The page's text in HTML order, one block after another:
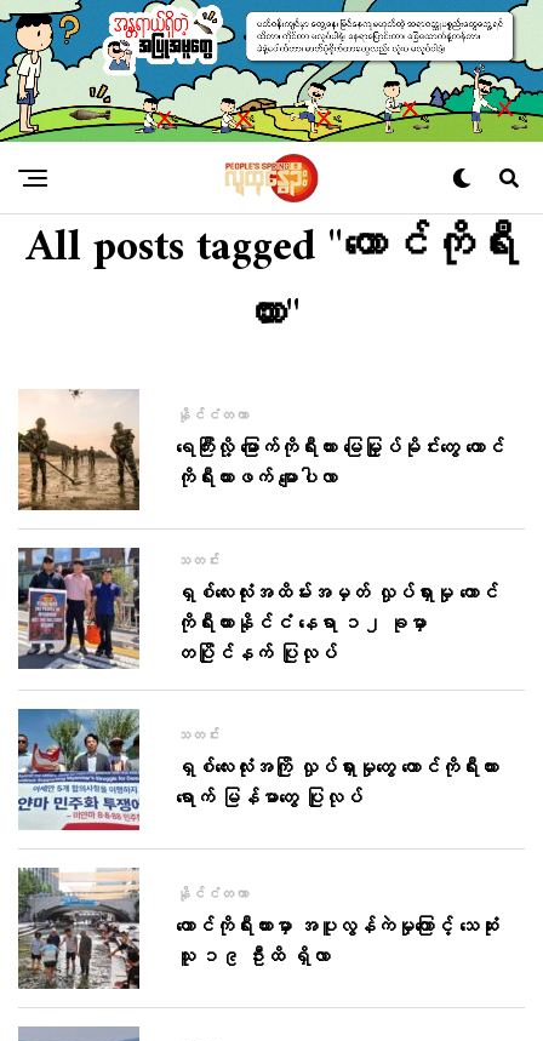
All posts tagged "တောင်ကိုရီး
ယား"
နိုင်ငံတကာ
ရေကြီးလို့ မြောက်ကိုရီးယား မြေမြှုပ်မိုင်းတွေ တောင်
ကိုရီးယားဖက် မျောပါလာ
သတင်း
ရှစ်လေးလုံးအထိမ်းအမှတ် လှုပ်ရှားမှု တောင်
ကိုရီးယားနိုင်ငံ နေရာ ၁၂ ခုမှာ
တပြိုင်နက် ပြုလုပ်
သတင်း
ရှစ်လေးလုံးအကြို လှုပ်ရှားမှုတွေ တောင်ကိုရီးယား
ရောက် မြန်မာတွေ ပြုလုပ်
နိုင်ငံတကာ
တောင်ကိုရီးယားမှာ အပူလွန်ကဲမှုကြောင့် သေဆုံး
သူ ၁၉ ဦးထိ ရှိလာ